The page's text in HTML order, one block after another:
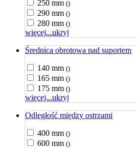
250 mm ()
290 mm ()
280 mm ()
więcej...ukryj
Średnica obrotowa nad suportem
140 mm ()
165 mm ()
175 mm ()
więcej...ukryj
Odległość między ostrzami
400 mm ()
600 mm ()